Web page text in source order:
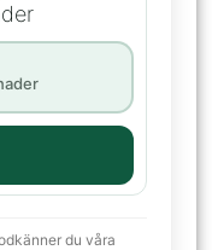
du våra